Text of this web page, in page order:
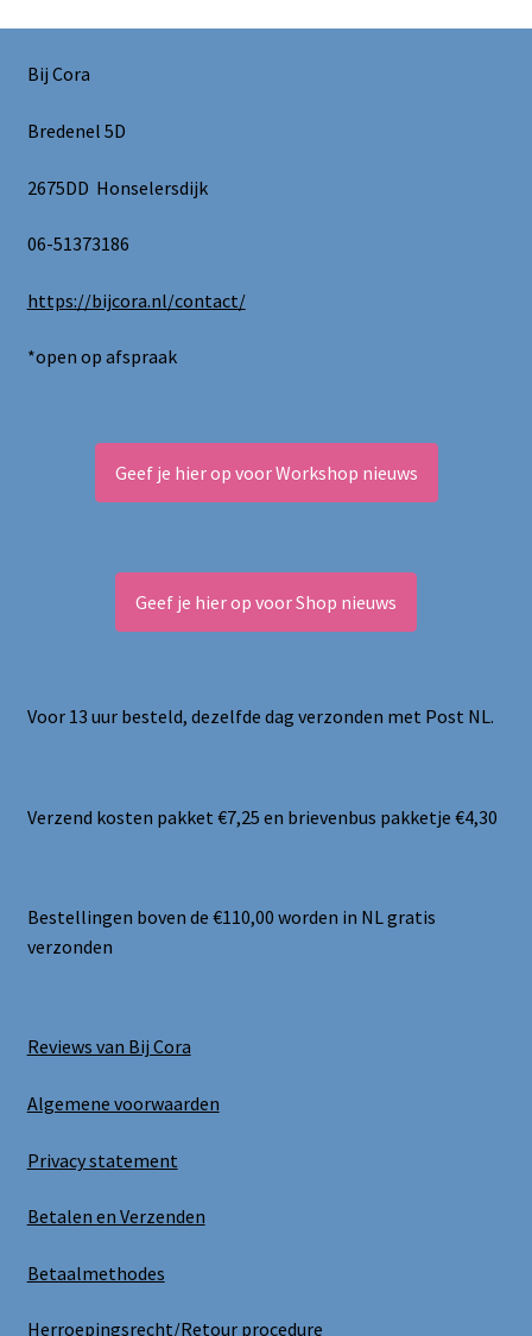
Bij Cora
Bredenel 5D
2675DD Honselersdijk
06-51373186
https://bijcora.nl/contact/
*open op afspraak
Geef je hier op voor Workshop nieuws
Geef je hier op voor Shop nieuws
Voor 13 uur besteld, dezelfde dag verzonden met Post NL.
Verzend kosten pakket €7,25 en brievenbus pakketje €4,30
Bestellingen boven de €110,00 worden in NL gratis
verzonden
Reviews van Bij Cora
Algemene voorwaarden
Privacy statement
Betalen en Verzenden
Betaalmethodes
Herroepingsrecht/Retour procedure